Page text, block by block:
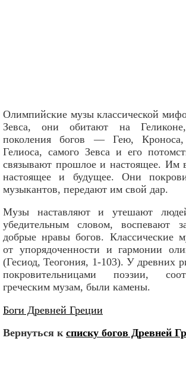
Олимпийские музы классической
Зевса, они обитают на
поколения богов — Гею,
Гелиоса, самого Зевса и его
связывают прошлое и настоящее. Им
настоящее и будущее. Они
музыкантов, передают им свой дар.
Музы наставляют и утешают
убедительным словом, воспевают
добрые нравы богов. Классические
от упорядоченности и гармонии
(Гесиод, Теогония, 1-103). У древних
покровительницами поэзии,
греческим музам, были камены.
Боги Древней Греции
Вернуться к списку богов Древней